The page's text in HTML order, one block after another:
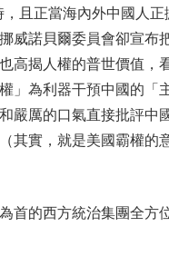
且正當海內外中國人
威諾貝爾委員會卻宣布
高揭人權的普世價值，
」為利器干預中國的「
嚴厲的口氣直接批評中
其實，就是美國霸權的
首的西方統治集團全方